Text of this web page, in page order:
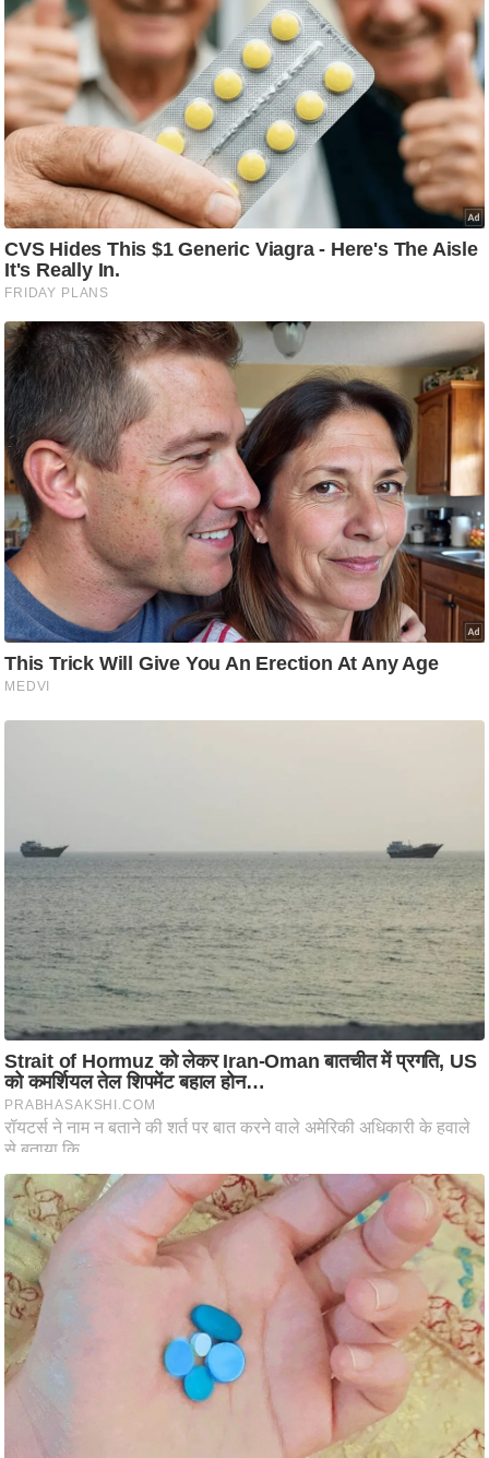
/
फै
श
न
घ
रे
लू
नु
स्खे
प
ट
न
स्थ
ल
फि
ट
ने
स
मं
त्रा
रि
ले
श
न
ज
नी
ति
वि
श्ले
ष
ण
स
म
सा
म
क
मा
तृ
भू
मि
स्तं